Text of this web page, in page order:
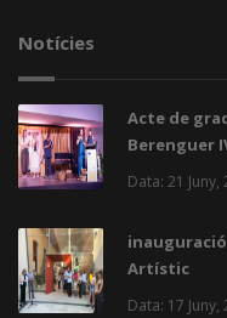
Notícies
Acte de
Berenguer
Data: 21 Juny,
Artístic
Data: 17 Juny,